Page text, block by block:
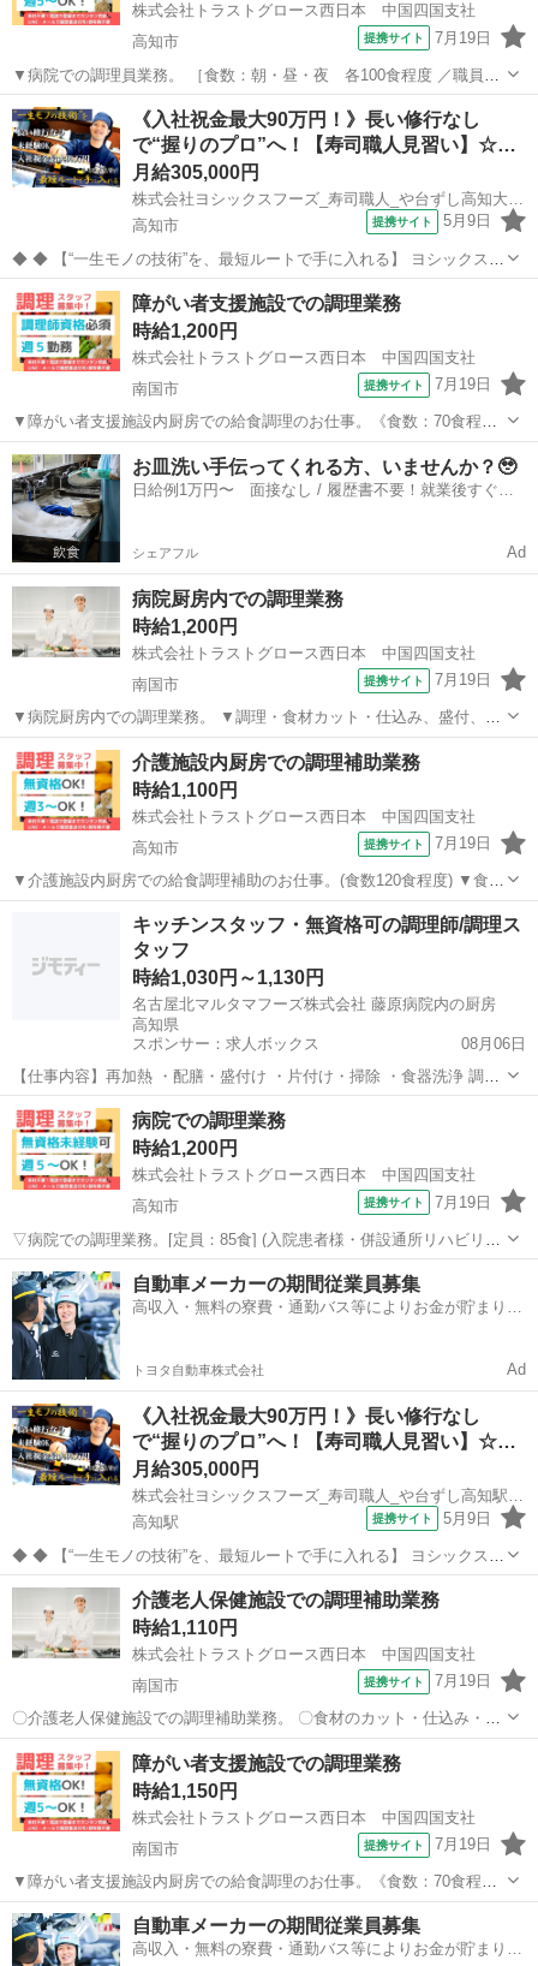
株式会社トラストグロース西日本 中国四国支社
高知市
提携サイト 7月19日
▼病院での調理員業務。 ［食数：朝・昼・夜 各100食程度 ／職員体
制：9名］ ▼仕込み、調理、盛付け、配膳、食器洗浄 等。 ▼制服：
貸与あり。 【必須資格・条件】 ◇不問 ※お仕事No.CS-6102A ご応募
時に上記...
高知 高知市 キッチン
《入社祝金最大90万円！》長い修行なし
で“握りのプロ”へ！【寿司職人見習い】☆…
月給305,000円
株式会社ヨシックスフーズ_寿司職人_や台ずし高知大橋通町 (正社員)
高知市
提携サイト 5月9日
◆ ◆ 【“一生モノの技術”を、最短ルートで手に入れる】 ヨシックスフ
ーズが運営する寿司居酒屋「や台ずし」では、 鮮魚の一部を加工済み
の状態で仕入れることで仕込みの負担を大幅に削減しています。 入社
後は余計な工程に時間...
高知 高知市 その他
障がい者支援施設での調理業務
時給1,200円
株式会社トラストグロース西日本 中国四国支社
南国市
提携サイト 7月19日
▼障がい者支援施設内厨房での給食調理のお仕事。《食数：70食程
度》 ▼食材洗浄・献立に沿った調理・盛付け・配膳・食器洗浄・掃
除 等。 〇難しい調理作業はないので、福祉施設での勤務が初めての
方でも安心です。 【必須資格】 ...
高知 南国市 キッチン
お皿洗い手伝ってくれる方、いませんか？🥹
日給例1万円〜 面接なし / 履歴書不要！就業後すぐに
シェアフル Ad
病院厨房内での調理業務
時給1,200円
株式会社トラストグロース西日本 中国四国支社
南国市
提携サイト 7月19日
▼病院厨房内での調理業務。 ▼調理・食材カット・仕込み、盛付、配
膳、食器・調理器具洗浄、調理場清掃 等。 ▼制服：貸与あり。 ※採
用後、入職前に検便の提出必須。 〇20代-60代スタッフ活躍中。 【必
須資格】 ◇不問 ...
高知 南国市 キッチン
介護施設内厨房での調理補助業務
時給1,100円
株式会社トラストグロース西日本 中国四国支社
高知市
提携サイト 7月19日
▼介護施設内厨房での給食調理補助のお仕事。(食数120食程度) ▼食材
洗浄・下処理・盛付け・配膳・食器洗浄・掃除 等。 〇難しい調理作
業はなく、介護施設での勤務が初めての方でも安心です。 《必須資
格・条件》 ◇調理業務経...
キッチンスタッフ・無資格可の調理師/調理ス
タッフ
時給1,030円～1,130円
名古屋北マルタマフーズ株式会社 藤原病院内の厨房
高知県
スポンサー：求人ボックス
08月06日
【仕事内容】再加熱 ・配膳・盛付け ・片付け・掃除 ・食器洗浄 調理
業務一切なし 雇用期間の定めなし 【経験・資格】<応募要件> 無資格
可 未経験可 年齢制限 あり (64歳以下) 年齢制限該当事由 定年を上限
(定年65歳の為)...
アルバイト・パート
病院での調理業務
時給1,200円
株式会社トラストグロース西日本 中国四国支社
高知市
提携サイト 7月19日
▽病院での調理業務。[定員：85食] (入院患者様・併設通所リハビリテ
ーション利用者様の昼食調理) 【必須資格・条件】 ◇不問 (大量調理経
験者優遇) ※お仕事No.CS-7233G ご応募時に上記No.をお知らせ下さ
い...
高知 高知市 キッチン
自動車メーカーの期間従業員募集
高収入・無料の寮費・通勤バス等によりお金が貯まりや
トヨタ自動車株式会社 Ad
《入社祝金最大90万円！》長い修行なし
で“握りのプロ”へ！【寿司職人見習い】☆…
月給305,000円
株式会社ヨシックスフーズ_寿司職人_や台ずし高知駅前町 (正社員)
高知駅
提携サイト 5月9日
◆ ◆ 【“一生モノの技術”を、最短ルートで手に入れる】 ヨシックスフ
ーズが運営する寿司居酒屋「や台ずし」では、 鮮魚の一部を加工済み
の状態で仕入れることで仕込みの負担を大幅に削減しています。 入社
後は余計な工程に時間...
高知 高知市 高知駅 その他
介護老人保健施設での調理補助業務
時給1,110円
株式会社トラストグロース西日本 中国四国支社
南国市
提携サイト 7月19日
〇介護老人保健施設での調理補助業務。 〇食材のカット・仕込み・盛
付け・配膳・食器や調理器具の洗浄・清掃 等。 〇制服：貸与あり。
※採用後、入職前に検便の提出必須。 ▼20代-60代の職員活躍中。
《必須資格》 ◆不問 ...
高知 南国市 キッチン
障がい者支援施設での調理業務
時給1,150円
株式会社トラストグロース西日本 中国四国支社
南国市
提携サイト 7月19日
▼障がい者支援施設内厨房での給食調理のお仕事。《食数：70食程
度》 ▼食材洗浄・献立に沿った調理・盛付け・配膳・食器洗浄・掃
除 等。 〇難しい調理作業はないので、福祉施設での勤務が初めての
方でも安心です。 【必須資格・条...
高知 南国市 キッチン
自動車メーカーの期間従業員募集
高収入・無料の寮費・通勤バス等によりお金が貯まりや